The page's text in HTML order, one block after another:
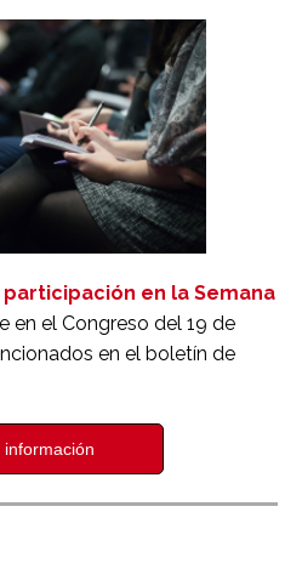
en la Semana
en el Congreso del 19 de
en el boletín de
información